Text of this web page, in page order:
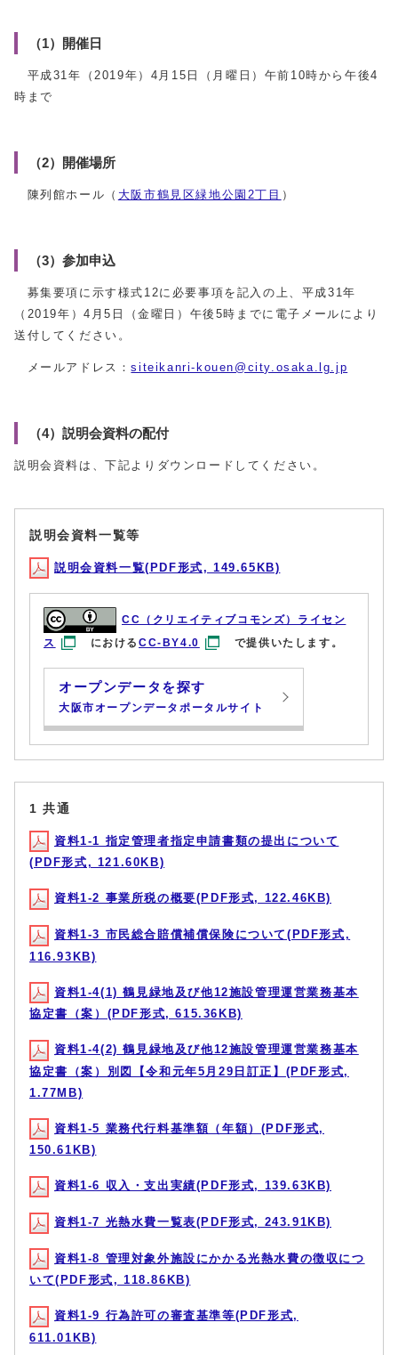
（1）開催日
平成31年（2019年）4月15日（月曜日）午前10時から午後4
時まで
（2）開催場所
陳列館ホール（ 大阪市鶴見区緑地公園2丁目 ）
（3）参加申込
募集要項に示す様式12に必要事項を記入の上、平成31年
（2019年）4月5日（金曜日）午後5時までに電子メールにより
送付してください。
メールアドレス：siteikanri-kouen@city.osaka.lg.jp
（4）説明会資料の配付
説明会資料は、下記よりダウンロードしてください。
説明会資料一覧等
説明会資料一覧(PDF形式, 149.65KB)
CC（クリエイティブコモンズ）ライセン
ス
におけるCC-BY4.0 で提供いたします。
オープンデータを探す
大阪市オープンデータポータルサイト
1 共通
資料1-1 指定管理者指定申請書類の提出について
(PDF形式, 121.60KB)
資料1-2 事業所税の概要(PDF形式, 122.46KB)
資料1-3 市民総合賠償補償保険について(PDF形式,
116.93KB)
資料1-4(1) 鶴見緑地及び他12施設管理運営業務基本
協定書（案）(PDF形式, 615.36KB)
資料1-4(2) 鶴見緑地及び他12施設管理運営業務基本
協定書（案）別図【令和元年5月29日訂正】(PDF形式,
1.77MB)
資料1-5 業務代行料基準額（年額）(PDF形式,
150.61KB)
資料1-6 収入・支出実績(PDF形式, 139.63KB)
資料1-7 光熱水費一覧表(PDF形式, 243.91KB)
資料1-8 管理対象外施設にかかる光熱水費の徴収につ
いて(PDF形式, 118.86KB)
資料1-9 行為許可の審査基準等(PDF形式,
611.01KB)